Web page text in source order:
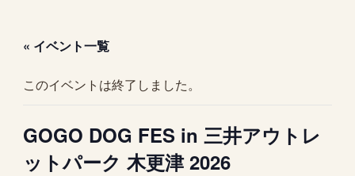
« イベント一覧
このイベントは終了しました。
GOGO DOG FES in 三井アウトレ
ットパーク 木更津 2026